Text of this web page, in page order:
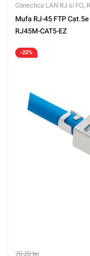
Conectica LAN RJ si FO,
Mufa RJ-45 FTP
RJ45M-CAT5-EZ
-22%
70,20lei